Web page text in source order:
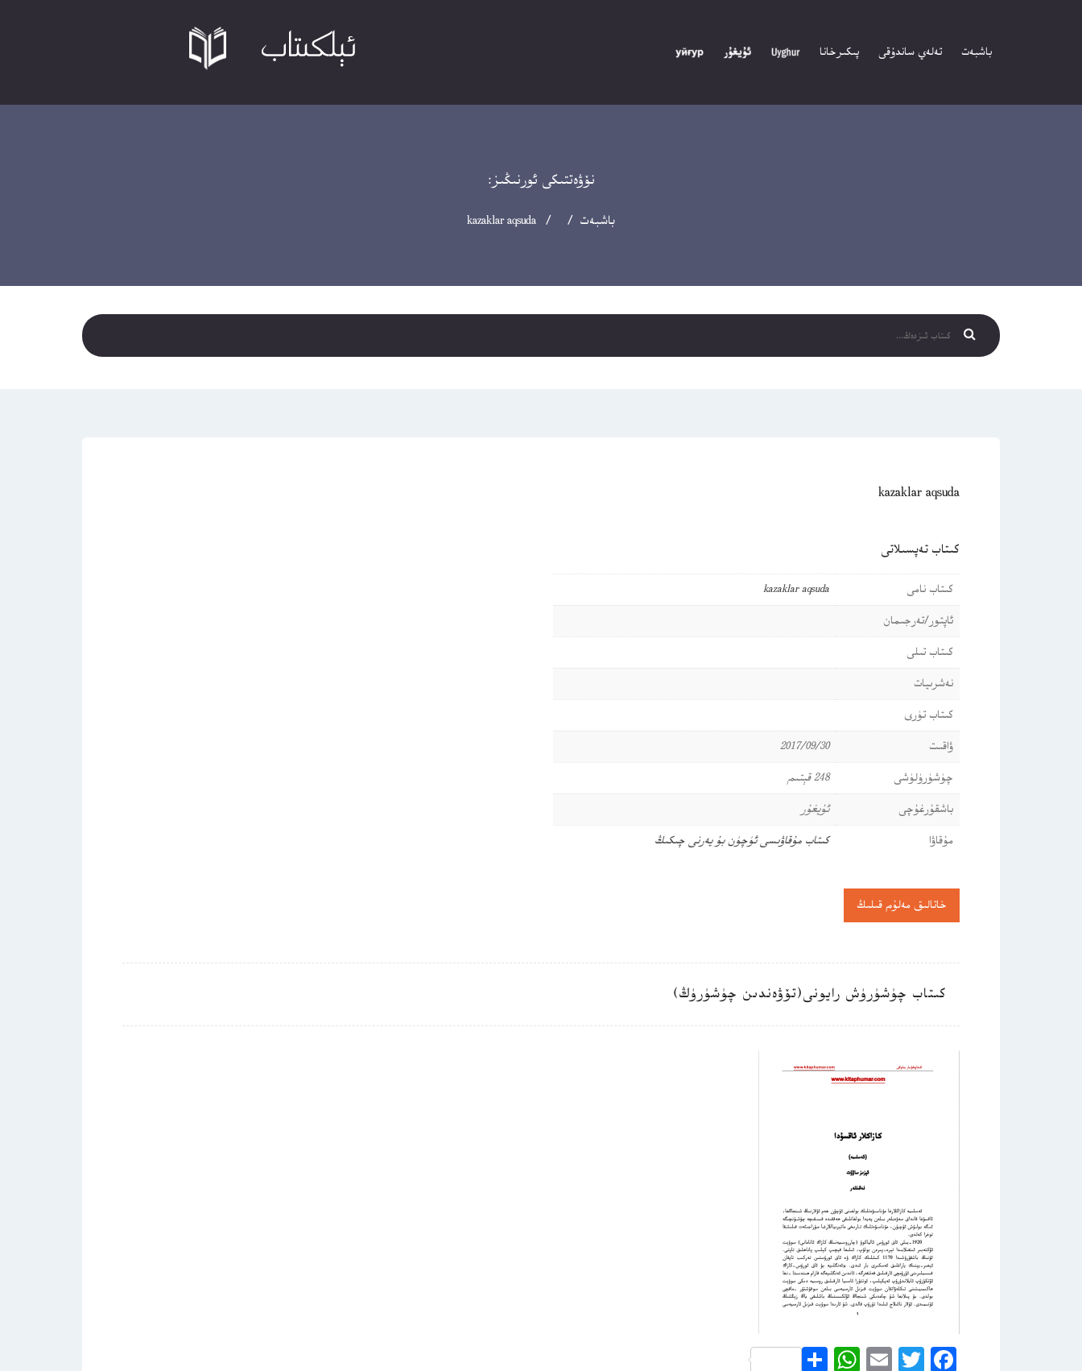
باشبەت تەلەي ساندۇقى پىكىرخانا
نۆۋەتتىكى ئورنىڭىز:
باشبەت / / kazaklar aqsuda
kazaklar aqsuda
كىتاب تەپسىلاتى
كىتاب نامى
kazaklar aqsuda
ئاپتور/تەرجىمان
كىتاب تىلى
نەشرىيات
كىتاب تۈرى
ۋاقىت
2017/09/30
چۈشۈرۈلۈشى
248 قېتىم
باشقۇرغۇچى
ئۇيغۇر
مۇقاۋا
كىتاب مۇقاۋىسى ئۈچۈن بۇ يەرنى چىكىڭ
خاتالىق مەلۇم قىلىڭ
كىتاب چۈشۈرۈش رايونى(تۆۋەندىن چۈشۈرۈڭ)
Facebook
Twitter
Email
WhatsApp
Share